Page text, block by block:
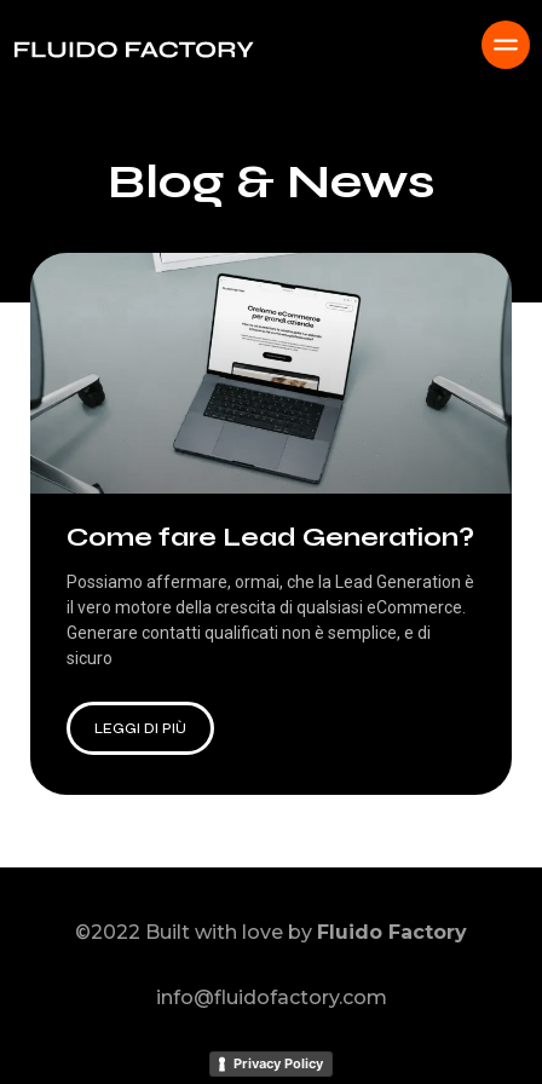
Blog & News
Come fare Lead Generation?
Possiamo affermare, ormai, che la Lead Generation è
il vero motore della crescita di qualsiasi eCommerce.
Generare contatti qualificati non è semplice, e di
sicuro
LEGGI DI PIÙ
©2022 Built with love by Fluido Factory
info@fluidofactory.com
Privacy Policy